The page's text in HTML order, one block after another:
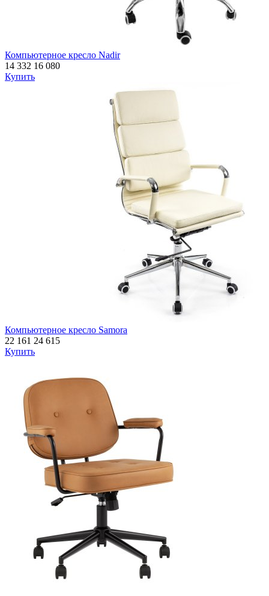
Компьютерное кресло Nadir
14 332 16 080
Купить
Компьютерное кресло Samora
22 161 24 615
Купить